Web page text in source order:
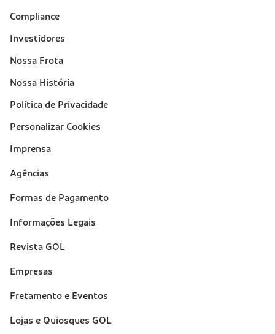
Compliance
Investidores
Nossa Frota
Nossa História
Política de Privacidade
Personalizar Cookies
Imprensa
Suporte
Agências
Formas de Pagamento
Informações Legais
Revista GOL
Empresas
Fretamento e Eventos
Lojas e Quiosques GOL